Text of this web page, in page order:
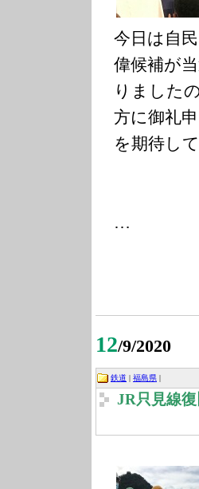
今日は自
偉候補が
りました
方に御礼
を期待し
…
12/9/2020
鉄道 福島県
JR只見線